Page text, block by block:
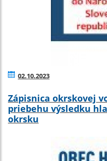
02.10.2023
Zápisnica okrskovej
priebehu výsledku
okrsku